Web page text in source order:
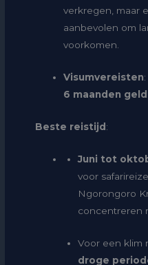
verkregen, maar
aanbevolen om
voorkomen.
Visumvereisten
6 maanden
Beste reistijd :
Juni tot
voor
Ngorongoro
concentreren
Voor een klim
droge